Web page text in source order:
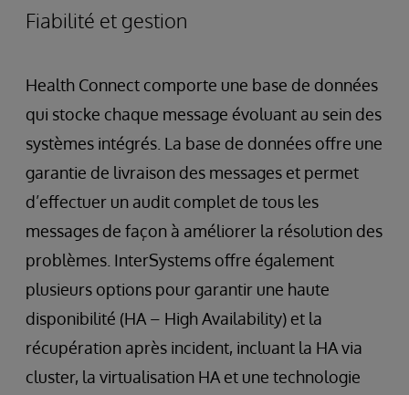
Fiabilité et gestion
Health Connect comporte une base de données
qui stocke chaque message évoluant au sein des
systèmes intégrés. La base de données offre une
garantie de livraison des messages et permet
d’effectuer un audit complet de tous les
messages de façon à améliorer la résolution des
problèmes. InterSystems offre également
plusieurs options pour garantir une haute
disponibilité (HA – High Availability) et la
récupération après incident, incluant la HA via
cluster, la virtualisation HA et une technologie